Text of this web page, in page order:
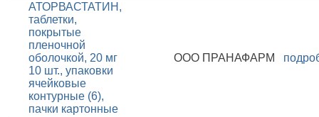
АТОРВАСТАТИН,
таблетки,
покрытые
пленочной
оболочкой, 20 мг
10 шт., упаковки
ячейковые
контурные (6),
пачки картонные
ООО ПРАНАФАРМ